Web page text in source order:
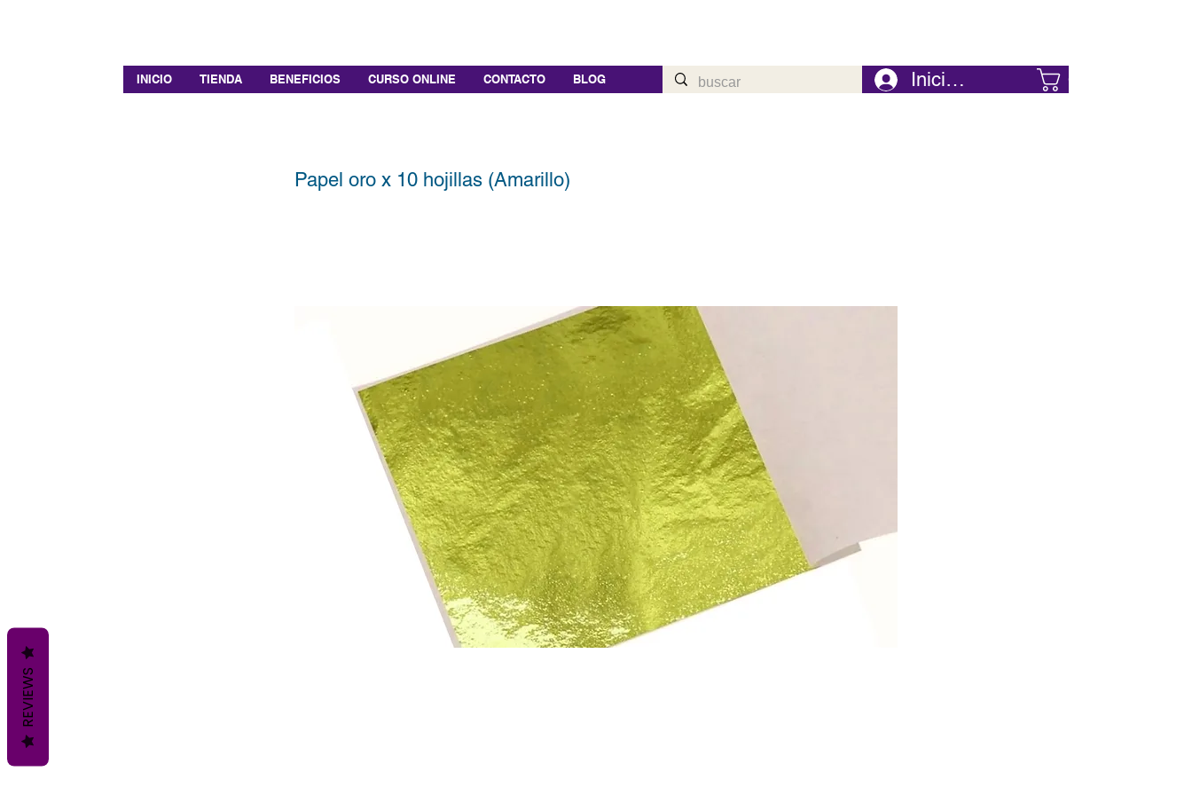
INICIO TIENDA BENEFICIOS CURSO ONLINE CONTACTO BLOG Iniciar Sesión Carrito
Papel oro x 10 hojillas (Amarillo)
REVIEWS